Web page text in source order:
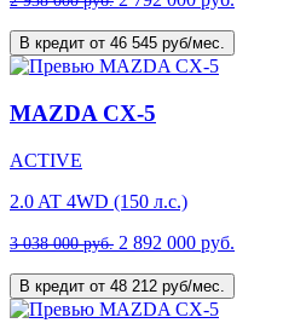
В кредит от 46 545 руб/мес.
MAZDA CX-5
ACTIVE
2.0 AT 4WD (150 л.с.)
3 038 000 руб. 2 892 000 руб.
В кредит от 48 212 руб/мес.